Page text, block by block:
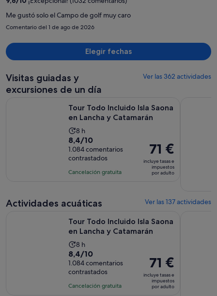
Me gustó solo el Campo de golf muy caro
Comentario del 1 de ago de 2026
Elegir fechas
Visitas guiadas y
excursiones de un día
Ver las 362 actividades
Tour Todo Incluido Isla Saona
en Lancha y Catamarán
La
duración
de
la
actividad
8 horas
8 h
8.4
sobre
10
con
8,4/10
1.084 comentarios
contrastados
Cancelación gratuita
El
precio
es
de
por
adulto
71 €
incluye tasas e
impuestos
por adulto
Actividades acuáticas Ver las 137 actividades
Tour Todo Incluido Isla Saona
en Lancha y Catamarán
La
duración
de
la
actividad
8 h
8.4
sobre
10
con
8,4/10
1.084 comentarios
contrastados
Cancelación gratuita
El
precio
es
de
71 €
incluye tasas e
impuestos
por adulto